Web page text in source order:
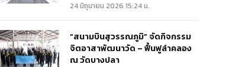
24 มิถุนายน 2026 15:24 น.
“สนามบินสุวรรณภูมิ” จัดกิจกรรม
จิตอาสาพัฒนาวัด – ฟื้นฟูลำคลอง
ณ วัดบางปลา